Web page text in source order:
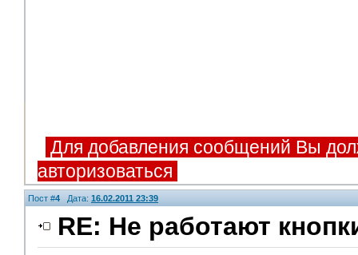
Для добавления сообщений Вы
авторизоваться
Пост #4Дата: 16.02.2011 23:39
RE: Не работают